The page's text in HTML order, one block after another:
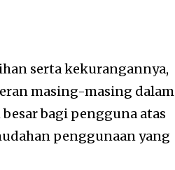
serta kekurangannya,
masing-masing dalam
bagi pengguna atas
penggunaan yang